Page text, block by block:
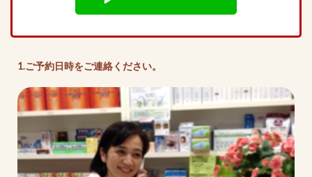
1.ご予約日時をご連絡ください。